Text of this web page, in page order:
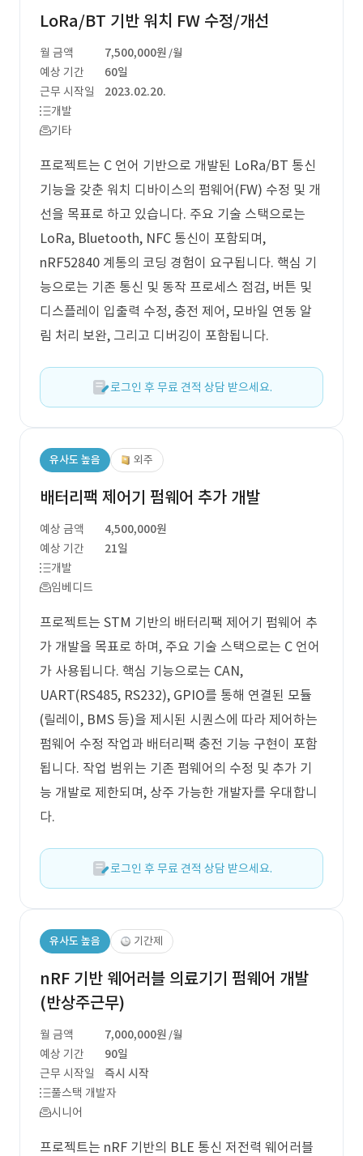
LoRa/BT 기반 워치 FW 수정/개선
월 금액 7,500,000원 /월
예상 기간
60일
근무 시작일
2023.02.20.
개발
기타
프로젝트는 C 언어 기반으로 개발된 LoRa/BT 통신
기능을 갖춘 워치 디바이스의 펌웨어(FW) 수정 및 개
선을 목표로 하고 있습니다. 주요 기술 스택으로는
LoRa, Bluetooth, NFC 통신이 포함되며,
nRF52840 계통의 코딩 경험이 요구됩니다. 핵심 기
능으로는 기존 통신 및 동작 프로세스 점검, 버튼 및
디스플레이 입출력 수정, 충전 제어, 모바일 연동 알
림 처리 보완, 그리고 디버깅이 포함됩니다.
로그인 후 무료 견적 상담 받으세요.
유사도 높음 외주
배터리팩 제어기 펌웨어 추가 개발
예상 금액
4,500,000원
예상 기간
21일
개발
임베디드
프로젝트는 STM 기반의 배터리팩 제어기 펌웨어 추
가 개발을 목표로 하며, 주요 기술 스택으로는 C 언어
가 사용됩니다. 핵심 기능으로는 CAN,
UART(RS485, RS232), GPIO를 통해 연결된 모듈
(릴레이, BMS 등)을 제시된 시퀀스에 따라 제어하는
펌웨어 수정 작업과 배터리팩 충전 기능 구현이 포함
됩니다. 작업 범위는 기존 펌웨어의 수정 및 추가 기
능 개발로 제한되며, 상주 가능한 개발자를 우대합니
다.
로그인 후 무료 견적 상담 받으세요.
유사도 높음 기간제
nRF 기반 웨어러블 의료기기 펌웨어 개발
(반상주근무)
월 금액 7,000,000원 /월
예상 기간
90일
근무 시작일
즉시 시작
풀스택 개발자
시니어
프로젝트는 nRF 기반의 BLE 통신 저전력 웨어러블